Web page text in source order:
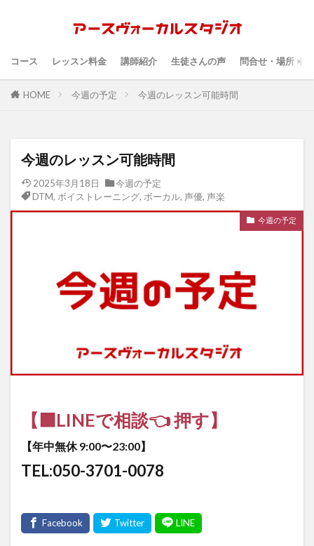
コース レッスン料金 講師紹介 生徒さんの声 問合せ・場所・
HOME 今週の予定 今週のレッスン可能時間
今週のレッスン可能時間
2025年3月18日
今週の予定
DTM, ボイストレーニング, ボーカル, 声優, 声楽
今週の予定
【🟩LINEで相談👈 押す】
【年中無休 9:00〜23:00】
TEL:050-3701-0078